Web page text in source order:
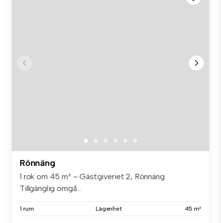
Rönnäng
1 rok om 45 m² – Gästgiveriet 2, Rönnäng
Tillgänglig omgå...
1 rum Lägenhet 45 m²